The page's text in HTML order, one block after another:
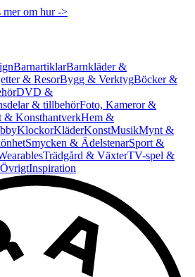
mer om hur ->
BarnartiklarBarnkläder &
& ResorBygg & VerktygBöcker &
DVD &
& tillbehörFoto, Kameror &
& KonsthantverkHem &
KlockorKläderKonstMusikMynt &
Smycken & ÄdelstenarSport &
Trädgård & VäxterTV-spel &
ÖvrigtInspiration